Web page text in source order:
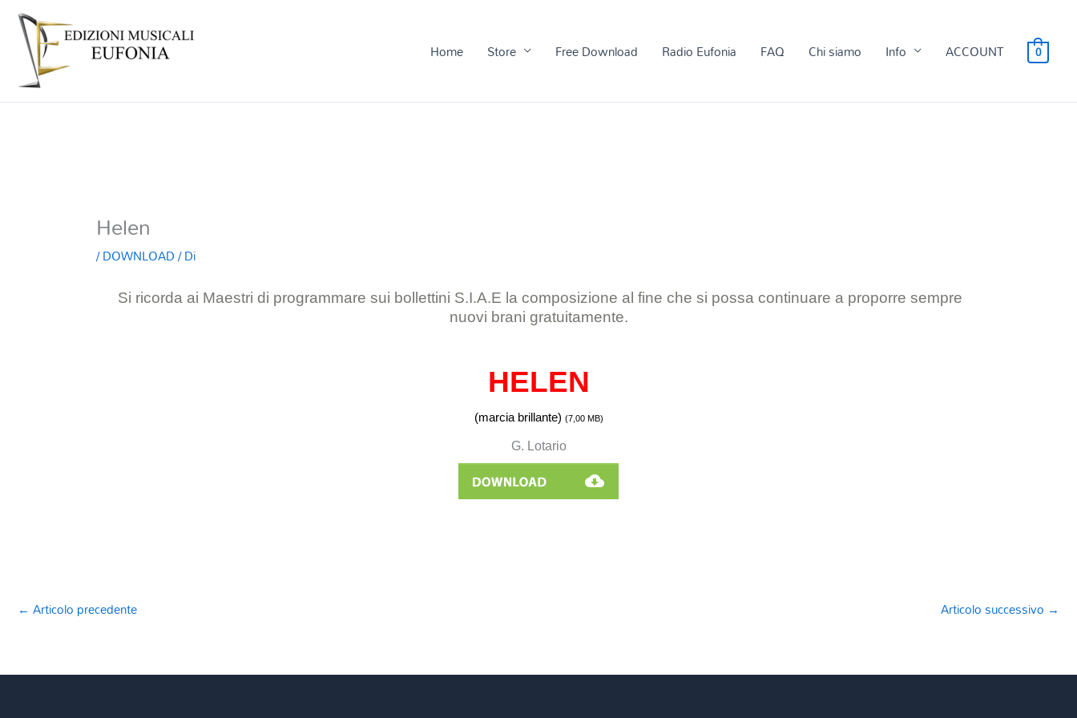
Home Store Free Download Radio Eufonia FAQ Chi siamo Info ACCOUNT 0
Helen
/DOWNLOAD/ Di
Si ricorda ai Maestri di programmare sui bollettini S.I.A.E la composizione al fine che si possa continuare a proporre sempre
nuovi brani gratuitamente.
HELEN
(marcia brillante) (7,00MB)
G. Lotario
← Articolo precedente Articolo successivo →